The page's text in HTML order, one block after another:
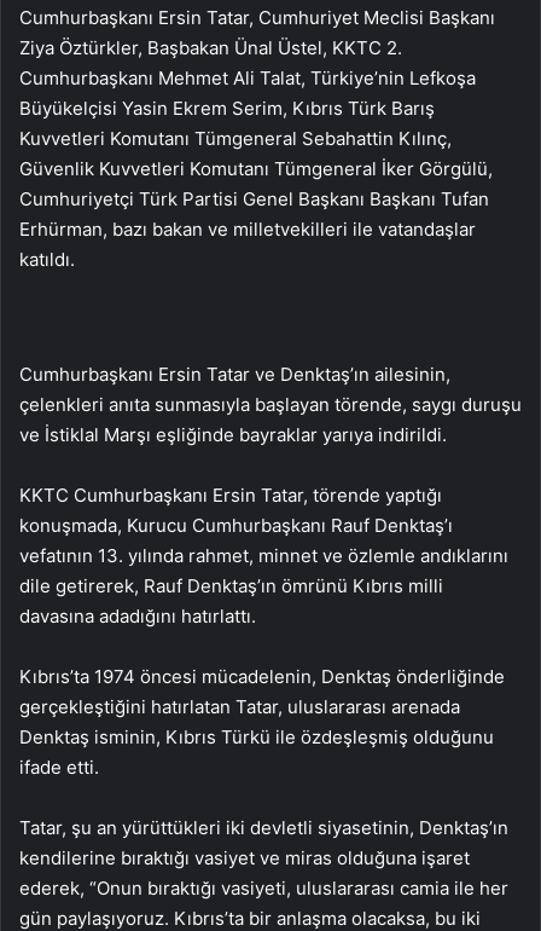
Cumhurbaşkanı Ersin Tatar, Cumhuriyet Meclisi Başkanı
Ziya Öztürkler, Başbakan Ünal Üstel, KKTC 2.
Cumhurbaşkanı Mehmet Ali Talat, Türkiye’nin Lefkoşa
Büyükelçisi Yasin Ekrem Serim, Kıbrıs Türk Barış
Kuvvetleri Komutanı Tümgeneral Sebahattin Kılınç,
Güvenlik Kuvvetleri Komutanı Tümgeneral İker Görgülü,
Cumhuriyetçi Türk Partisi Genel Başkanı Başkanı Tufan
Erhürman, bazı bakan ve milletvekilleri ile vatandaşlar
katıldı.
Cumhurbaşkanı Ersin Tatar ve Denktaş’ın ailesinin,
çelenkleri anıta sunmasıyla başlayan törende, saygı duruşu
ve İstiklal Marşı eşliğinde bayraklar yarıya indirildi.
KKTC Cumhurbaşkanı Ersin Tatar, törende yaptığı
konuşmada, Kurucu Cumhurbaşkanı Rauf Denktaş’ı
vefatının 13. yılında rahmet, minnet ve özlemle andıklarını
dile getirerek, Rauf Denktaş’ın ömrünü Kıbrıs milli
davasına adadığını hatırlattı.
Kıbrıs’ta 1974 öncesi mücadelenin, Denktaş önderliğinde
gerçekleştiğini hatırlatan Tatar, uluslararası arenada
Denktaş isminin, Kıbrıs Türkü ile özdeşleşmiş olduğunu
ifade etti.
Tatar, şu an yürüttükleri iki devletli siyasetinin, Denktaş’ın
kendilerine bıraktığı vasiyet ve miras olduğuna işaret
ederek, “Onun bıraktığı vasiyeti, uluslararası camia ile her
gün paylaşıyoruz. Kıbrıs’ta bir anlaşma olacaksa, bu iki